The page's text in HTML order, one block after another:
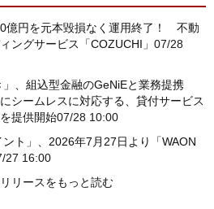
億円を元本毀損なく運用終了！ 不動
ングサービス「COZUCHI」 07/28
」、組込型金融のGeNiEと業務提携
シームレスに対応する、貸付サービス
提供開始07/28 10:00
ト」、2026年7月27日より「WAON
27 16:00
リースをもっと読む